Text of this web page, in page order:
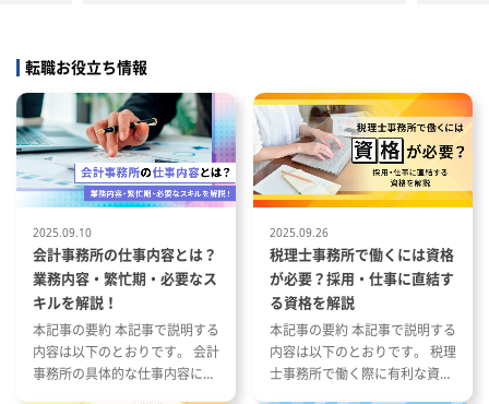
末調整
ませ
転職お役立ち情報
2025.09.10
会計事務所の仕事内容とは？
業務内容・繁忙期・必要なス
キルを解説！
本記事の要約 本記事で説明する
内容は以下のとおりです。 会計
事務所の具体的な仕事内容につ
2025.09.26
税理士事務所で働くには資格
が必要？採用・仕事に直結す
る資格を解説
本記事の要約 本記事で説明する
内容は以下のとおりです。 税理
士事務所で働く際に有利な資格